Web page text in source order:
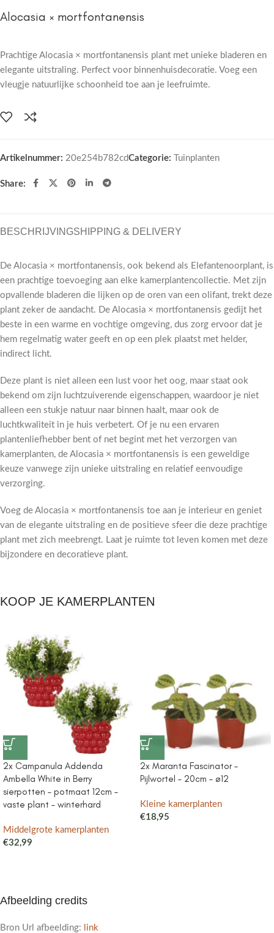
Alocasia × mortfontanensis
Prachtige Alocasia × mortfontanensis plant met unieke bladeren en
elegante uitstraling. Perfect voor binnenhuisdecoratie. Voeg een
vleugje natuurlijke schoonheid toe aan je leefruimte.
Artikelnummer: 20e254b782cdCategorie: Tuinplanten
Share:
BESCHRIJVINGSHIPPING & DELIVERY
De Alocasia × mortfontanensis, ook bekend als Elefantenoorplant, is
een prachtige toevoeging aan elke kamerplantencollectie. Met zijn
opvallende bladeren die lijken op de oren van een olifant, trekt deze
plant zeker de aandacht. De Alocasia × mortfontanensis gedijt het
beste in een warme en vochtige omgeving, dus zorg ervoor dat je
hem regelmatig water geeft en op een plek plaatst met helder,
indirect licht.
Deze plant is niet alleen een lust voor het oog, maar staat ook
bekend om zijn luchtzuiverende eigenschappen, waardoor je niet
alleen een stukje natuur naar binnen haalt, maar ook de
luchtkwaliteit in je huis verbetert. Of je nu een ervaren
plantenliefhebber bent of net begint met het verzorgen van
kamerplanten, de Alocasia × mortfontanensis is een geweldige
keuze vanwege zijn unieke uitstraling en relatief eenvoudige
verzorging.
Voeg de Alocasia × mortfontanensis toe aan je interieur en geniet
van de elegante uitstraling en de positieve sfeer die deze prachtige
plant met zich meebrengt. Laat je ruimte tot leven komen met deze
bijzondere en decoratieve plant.
KOOP JE KAMERPLANTEN
2x Campanula Addenda
Ambella White in Berry
sierpotten – potmaat 12cm –
vaste plant – winterhard
Middelgrote kamerplanten
€32,99
2x Maranta Fascinator –
Pijlwortel – 20cm – ø12
Kleine kamerplanten
€18,95
Afbeelding credits
Bron Url afbeelding:
link